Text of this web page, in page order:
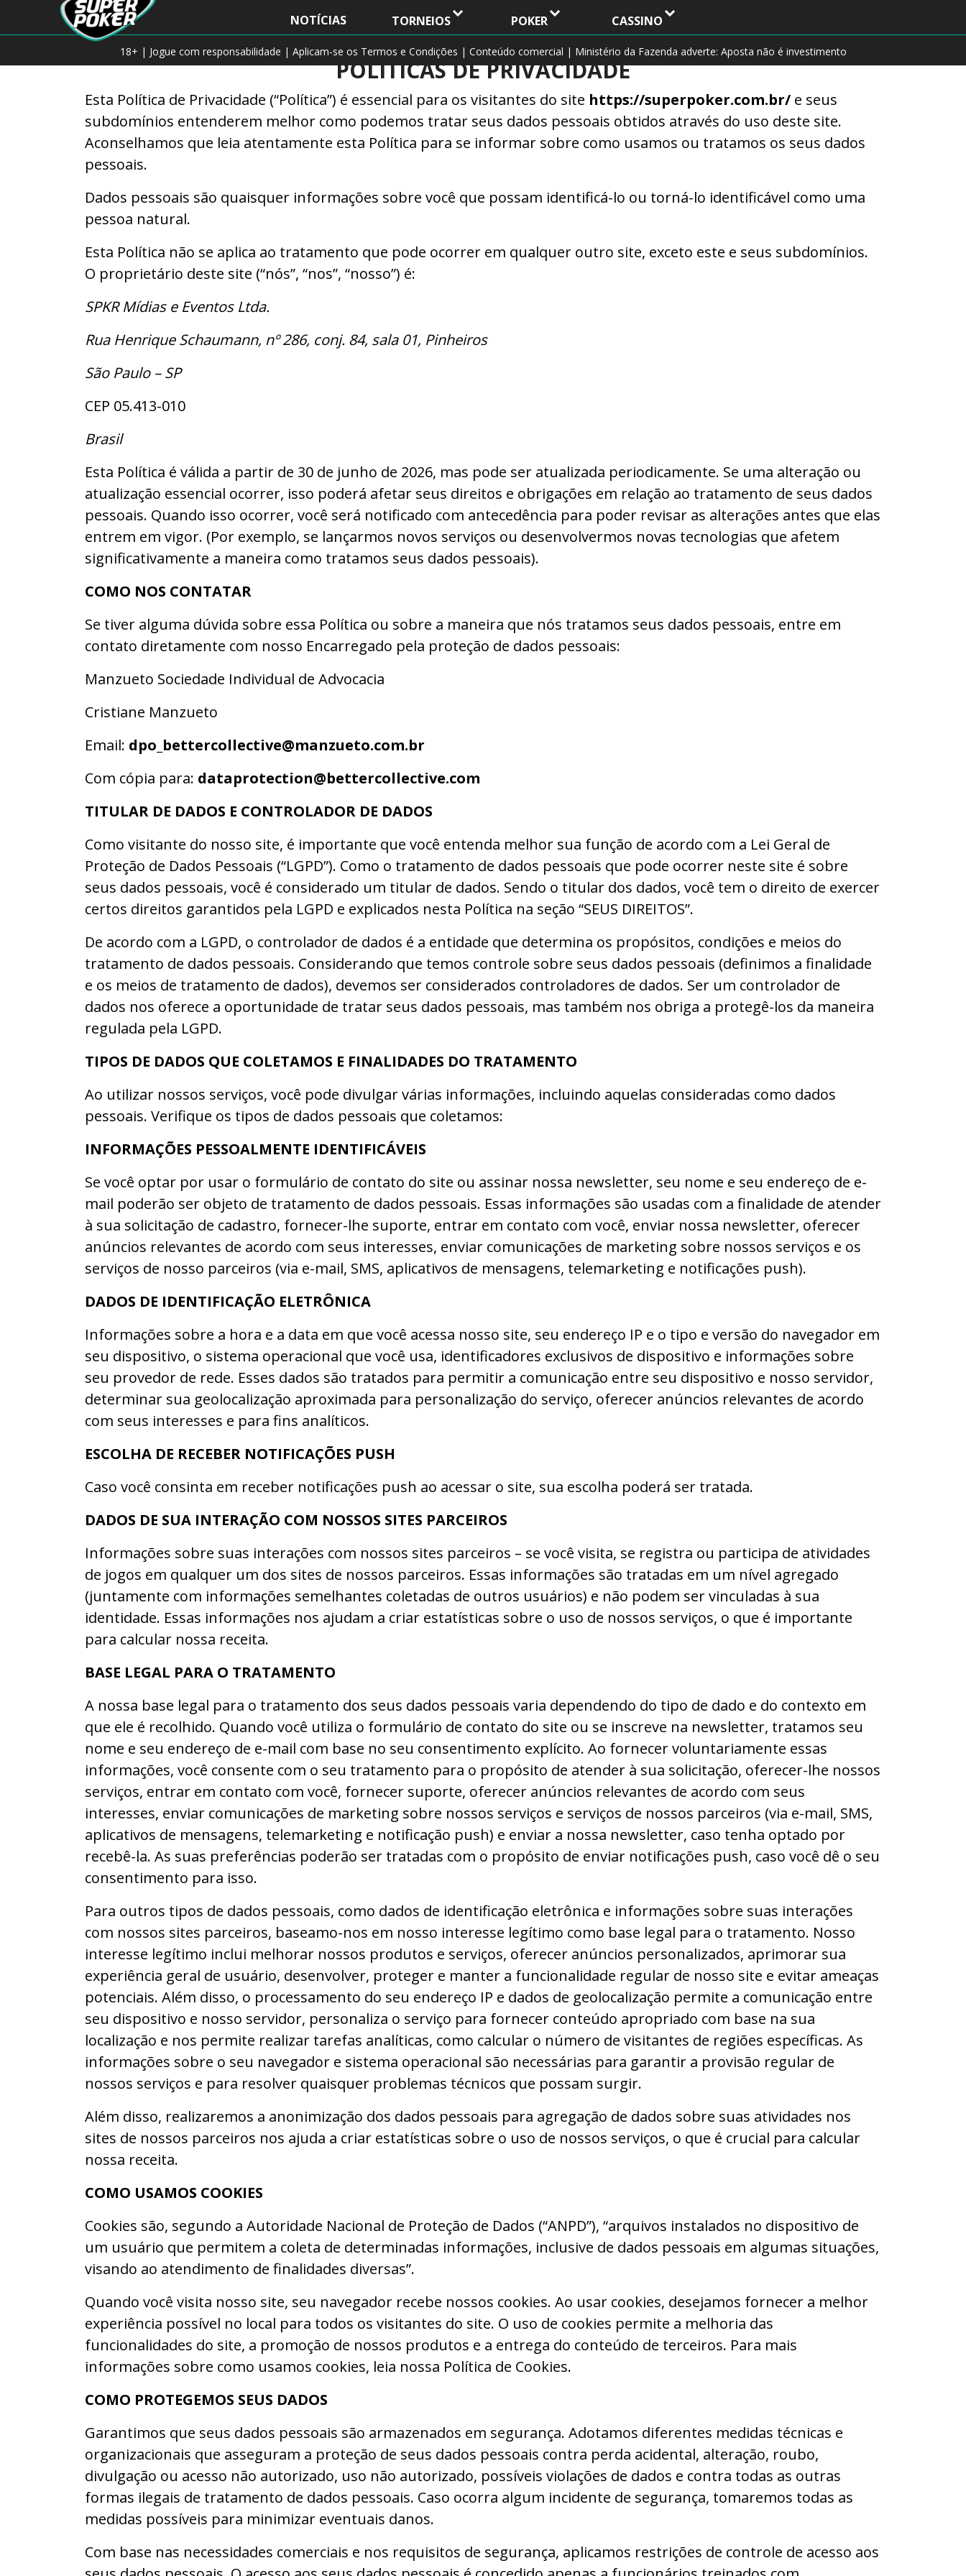
content
NOTÍCIAS TORNEIOS POKER CASSINO
18+ | Jogue com responsabilidade | Aplicam-se os Termos e Condições | Conteúdo comercial | Ministério da Fazenda adverte: Aposta não é investimento
POLÍTICAS DE PRIVACIDADE
Esta Política de Privacidade (“Política”) é essencial para os visitantes do site https://superpoker.com.br/ e seus
subdomínios entenderem melhor como podemos tratar seus dados pessoais obtidos através do uso deste site.
Aconselhamos que leia atentamente esta Política para se informar sobre como usamos ou tratamos os seus dados
pessoais.
Dados pessoais são quaisquer informações sobre você que possam identificá-lo ou torná-lo identificável como uma
pessoa natural.
Esta Política não se aplica ao tratamento que pode ocorrer em qualquer outro site, exceto este e seus subdomínios.
O proprietário deste site (“nós”, “nos”, “nosso”) é:
SPKR Mídias e Eventos Ltda.
Rua Henrique Schaumann, nº 286, conj. 84, sala 01, Pinheiros
São Paulo – SP
CEP 05.413-010
Brasil
Esta Política é válida a partir de 30 de junho de 2026, mas pode ser atualizada periodicamente. Se uma alteração ou
atualização essencial ocorrer, isso poderá afetar seus direitos e obrigações em relação ao tratamento de seus dados
pessoais. Quando isso ocorrer, você será notificado com antecedência para poder revisar as alterações antes que elas
entrem em vigor. (Por exemplo, se lançarmos novos serviços ou desenvolvermos novas tecnologias que afetem
significativamente a maneira como tratamos seus dados pessoais).
COMO NOS CONTATAR
Se tiver alguma dúvida sobre essa Política ou sobre a maneira que nós tratamos seus dados pessoais, entre em
contato diretamente com nosso Encarregado pela proteção de dados pessoais:
Manzueto Sociedade Individual de Advocacia
Cristiane Manzueto
Email: dpo_bettercollective@manzueto.com.br
Com cópia para: dataprotection@bettercollective.com
TITULAR DE DADOS E CONTROLADOR DE DADOS
Como visitante do nosso site, é importante que você entenda melhor sua função de acordo com a Lei Geral de
Proteção de Dados Pessoais (“LGPD”). Como o tratamento de dados pessoais que pode ocorrer neste site é sobre
seus dados pessoais, você é considerado um titular de dados. Sendo o titular dos dados, você tem o direito de exercer
certos direitos garantidos pela LGPD e explicados nesta Política na seção “SEUS DIREITOS”.
De acordo com a LGPD, o controlador de dados é a entidade que determina os propósitos, condições e meios do
tratamento de dados pessoais. Considerando que temos controle sobre seus dados pessoais (definimos a finalidade
e os meios de tratamento de dados), devemos ser considerados controladores de dados. Ser um controlador de
dados nos oferece a oportunidade de tratar seus dados pessoais, mas também nos obriga a protegê-los da maneira
regulada pela LGPD.
TIPOS DE DADOS QUE COLETAMOS E FINALIDADES DO TRATAMENTO
Ao utilizar nossos serviços, você pode divulgar várias informações, incluindo aquelas consideradas como dados
pessoais. Verifique os tipos de dados pessoais que coletamos:
INFORMAÇÕES PESSOALMENTE IDENTIFICÁVEIS
Se você optar por usar o formulário de contato do site ou assinar nossa newsletter, seu nome e seu endereço de e-
mail poderão ser objeto de tratamento de dados pessoais. Essas informações são usadas com a finalidade de atender
à sua solicitação de cadastro, fornecer-lhe suporte, entrar em contato com você, enviar nossa newsletter, oferecer
anúncios relevantes de acordo com seus interesses, enviar comunicações de marketing sobre nossos serviços e os
serviços de nosso parceiros (via e-mail, SMS, aplicativos de mensagens, telemarketing e notificações push).
DADOS DE IDENTIFICAÇÃO ELETRÔNICA
Informações sobre a hora e a data em que você acessa nosso site, seu endereço IP e o tipo e versão do navegador em
seu dispositivo, o sistema operacional que você usa, identificadores exclusivos de dispositivo e informações sobre
seu provedor de rede. Esses dados são tratados para permitir a comunicação entre seu dispositivo e nosso servidor,
determinar sua geolocalização aproximada para personalização do serviço, oferecer anúncios relevantes de acordo
com seus interesses e para fins analíticos.
ESCOLHA DE RECEBER NOTIFICAÇÕES PUSH
Caso você consinta em receber notificações push ao acessar o site, sua escolha poderá ser tratada.
DADOS DE SUA INTERAÇÃO COM NOSSOS SITES PARCEIROS
Informações sobre suas interações com nossos sites parceiros – se você visita, se registra ou participa de atividades
de jogos em qualquer um dos sites de nossos parceiros. Essas informações são tratadas em um nível agregado
(juntamente com informações semelhantes coletadas de outros usuários) e não podem ser vinculadas à sua
identidade. Essas informações nos ajudam a criar estatísticas sobre o uso de nossos serviços, o que é importante
para calcular nossa receita.
BASE LEGAL PARA O TRATAMENTO
A nossa base legal para o tratamento dos seus dados pessoais varia dependendo do tipo de dado e do contexto em
que ele é recolhido. Quando você utiliza o formulário de contato do site ou se inscreve na newsletter, tratamos seu
nome e seu endereço de e-mail com base no seu consentimento explícito. Ao fornecer voluntariamente essas
informações, você consente com o seu tratamento para o propósito de atender à sua solicitação, oferecer-lhe nossos
serviços, entrar em contato com você, fornecer suporte, oferecer anúncios relevantes de acordo com seus
interesses, enviar comunicações de marketing sobre nossos serviços e serviços de nossos parceiros (via e-mail, SMS,
aplicativos de mensagens, telemarketing e notificação push) e enviar a nossa newsletter, caso tenha optado por
recebê-la. As suas preferências poderão ser tratadas com o propósito de enviar notificações push, caso você dê o seu
consentimento para isso.
Para outros tipos de dados pessoais, como dados de identificação eletrônica e informações sobre suas interações
com nossos sites parceiros, baseamo-nos em nosso interesse legítimo como base legal para o tratamento. Nosso
interesse legítimo inclui melhorar nossos produtos e serviços, oferecer anúncios personalizados, aprimorar sua
experiência geral de usuário, desenvolver, proteger e manter a funcionalidade regular de nosso site e evitar ameaças
potenciais. Além disso, o processamento do seu endereço IP e dados de geolocalização permite a comunicação entre
seu dispositivo e nosso servidor, personaliza o serviço para fornecer conteúdo apropriado com base na sua
localização e nos permite realizar tarefas analíticas, como calcular o número de visitantes de regiões específicas. As
informações sobre o seu navegador e sistema operacional são necessárias para garantir a provisão regular de
nossos serviços e para resolver quaisquer problemas técnicos que possam surgir.
Além disso, realizaremos a anonimização dos dados pessoais para agregação de dados sobre suas atividades nos
sites de nossos parceiros nos ajuda a criar estatísticas sobre o uso de nossos serviços, o que é crucial para calcular
nossa receita.
COMO USAMOS COOKIES
Cookies são, segundo a Autoridade Nacional de Proteção de Dados (“ANPD”), “arquivos instalados no dispositivo de
um usuário que permitem a coleta de determinadas informações, inclusive de dados pessoais em algumas situações,
visando ao atendimento de finalidades diversas”.
Quando você visita nosso site, seu navegador recebe nossos cookies. Ao usar cookies, desejamos fornecer a melhor
experiência possível no local para todos os visitantes do site. O uso de cookies permite a melhoria das
funcionalidades do site, a promoção de nossos produtos e a entrega do conteúdo de terceiros. Para mais
informações sobre como usamos cookies, leia nossa Política de Cookies.
COMO PROTEGEMOS SEUS DADOS
Garantimos que seus dados pessoais são armazenados em segurança. Adotamos diferentes medidas técnicas e
organizacionais que asseguram a proteção de seus dados pessoais contra perda acidental, alteração, roubo,
divulgação ou acesso não autorizado, uso não autorizado, possíveis violações de dados e contra todas as outras
formas ilegais de tratamento de dados pessoais. Caso ocorra algum incidente de segurança, tomaremos todas as
medidas possíveis para minimizar eventuais danos.
Com base nas necessidades comerciais e nos requisitos de segurança, aplicamos restrições de controle de acesso aos